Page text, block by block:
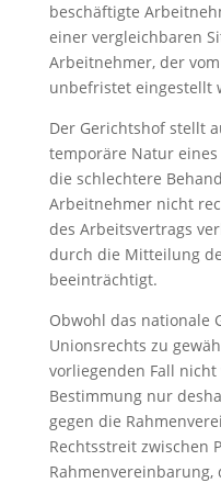
beschäftigte
einer vergleichbaren
Arbeitnehmer, der
unbefristet eingestellt
Der Gerichtshof stellt
temporäre Natur
die schlechtere
Arbeitnehmer nicht
des Arbeitsvertrags
durch die Mitteilung
beeinträchtigt.
Obwohl das nationale
Unionsrechts zu
vorliegenden Fall
Bestimmung nur
gegen die
Rechtsstreit zwischen